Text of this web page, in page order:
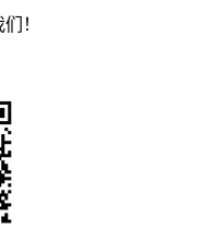
！